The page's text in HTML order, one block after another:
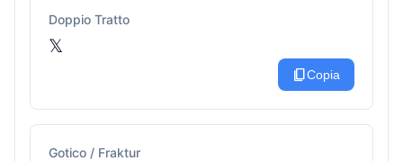
Doppio Tratto
𝕏
content_copyCopia
Gotico / Fraktur